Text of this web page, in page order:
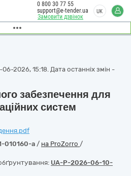
Замовити дзвінок
0 800 30 77 55
support@e-tender.ua
UK
2026, 15:18. Дата останніх змін -
забезпечення для
систем
010160-a / на ProZorro /
UA-P-2026-06-10-